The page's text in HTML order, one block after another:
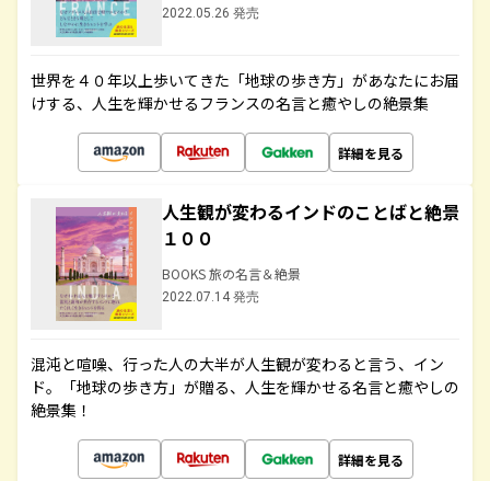
2022.05.26 発売
世界を４０年以上歩いてきた「地球の歩き方」があなたにお届
けする、人生を輝かせるフランスの名言と癒やしの絶景集
詳細を見る
人生観が変わるインドのことばと絶景
１００
BOOKS 旅の名言＆絶景
2022.07.14 発売
混沌と喧噪、行った人の大半が人生観が変わると言う、イン
ド。「地球の歩き方」が贈る、人生を輝かせる名言と癒やしの
絶景集！
詳細を見る